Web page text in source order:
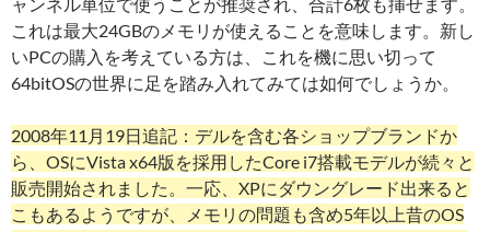
これは最大24GBのメモリが使えることを意味します。新し
いPCの購入を考えている方は、これを機に思い切って
64bitOSの世界に足を踏み入れてみては如何でしょうか。
2008年11月19日追記：デルを含む各ショップブランドか
ら、OSにVista x64版を採用したCore i7搭載モデルが続々と
販売開始されました。一応、XPにダウングレード出来ると
こもあるようですが、メモリの問題も含め5年以上昔のOS